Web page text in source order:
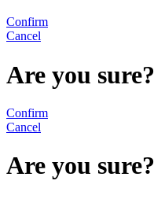
Confirm
Cancel
Are you sure?
Confirm
Cancel
Are you sure?